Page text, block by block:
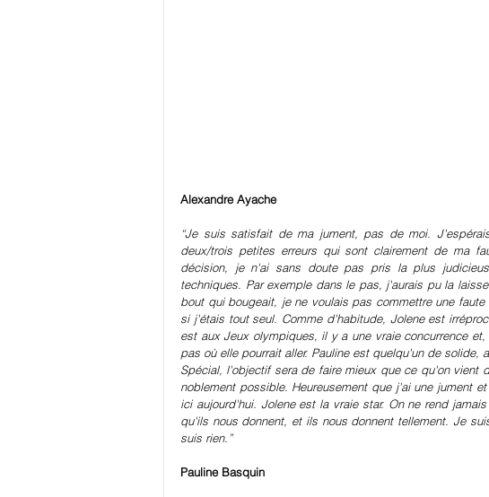
Alexandre Ayache
“Je suis satisfait de ma jument, pas de moi.
deux/trois petites erreurs qui sont clairement de ma
décision, je n'ai sans doute pas pris la plus
techniques. Par exemple dans le pas, j'aurais pu la
bout qui bougeait, je ne voulais pas commettre une
si j'étais tout seul. Comme d'habitude, Jolene est
est aux Jeux olympiques, il y a une vraie concurrence
pas où elle pourrait aller. Pauline est quelqu'un de
Spécial, l'objectif sera de faire mieux que ce qu'on vient
noblement possible. Heureusement que j'ai une jument
ici aujourd'hui. Jolene est la vraie star. On ne rend
qu'ils nous donnent, et ils nous donnent tellement. Je
suis rien.”
Pauline Basquin